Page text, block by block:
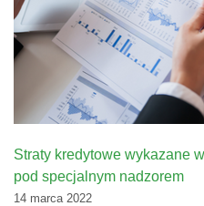
Straty kredytowe wykazane
pod specjalnym nadzorem
14 marca 2022